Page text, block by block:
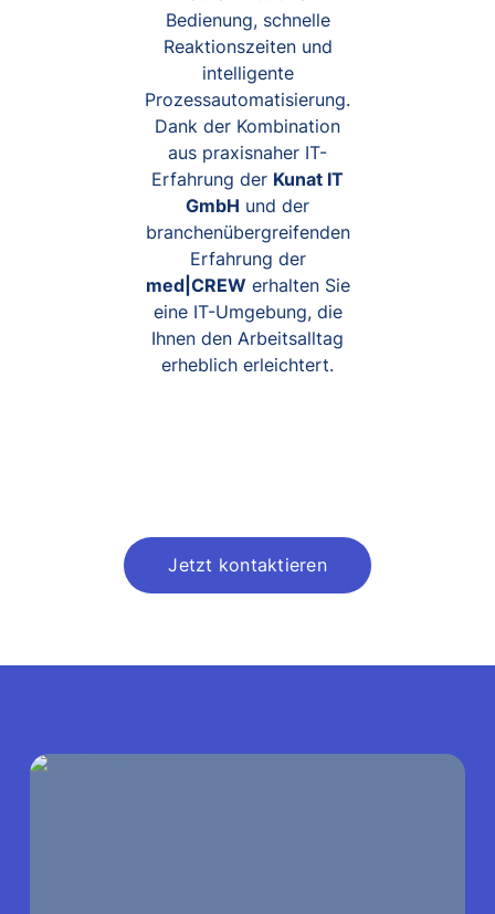
Bedienung, schnelle
Reaktionszeiten und
intelligente
Prozessautomatisierung.
Dank der Kombination
aus praxisnaher IT-
Erfahrung der Kunat IT
GmbH und der
branchenübergreifenden
Erfahrung der
med|CREWerhalten Sie
eine IT-Umgebung, die
Ihnen den Arbeitsalltag
erheblich erleichtert.
Jetzt kontaktieren